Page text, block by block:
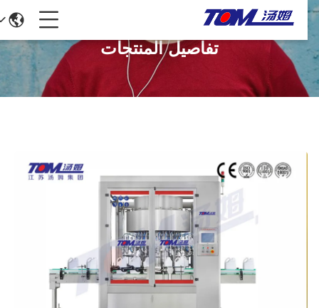
تفاصيل المنتجات